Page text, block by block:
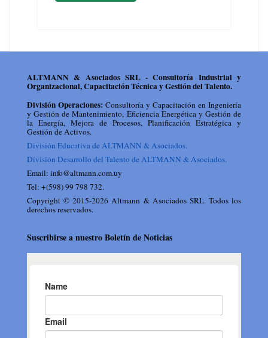
ALTMANN & Asociados SRL - Consultoría Industrial y
Organizacional, Capacitación Técnica y Gestión del Talento.
División Operaciones: Consultoría y Capacitación en Ingeniería
y Gestión de Mantenimiento, Eficiencia Energética y Gestión de
la Energía, Mejora de Procesos, Planificación Estratégica y
Gestión de Activos.
División Educativa de ALTMANN & Asociados.
División Desarrollo del Talento de ALTMANN & Asociados.
Email: info@altmann.com.uy
Tel: +(598) 99 798 732.
Copyright © 2015-2026 Altmann & Asociados SRL. Todos los
derechos reservados.
Suscribirse a nuestro Boletín de Noticias